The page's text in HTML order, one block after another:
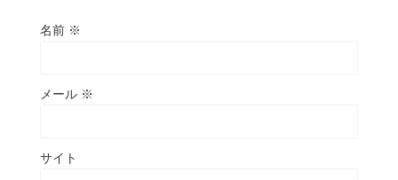
名前 ※
メール ※
サイト